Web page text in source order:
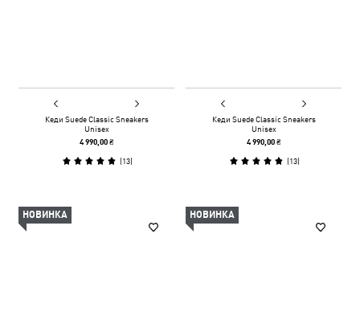
Кеди Suede Classic Sneakers
Unisex
4 990,00 ₴
(13)
Кеди Suede Classic Sneakers
Unisex
4 990,00 ₴
(13)
НОВИНКА НОВИНКА